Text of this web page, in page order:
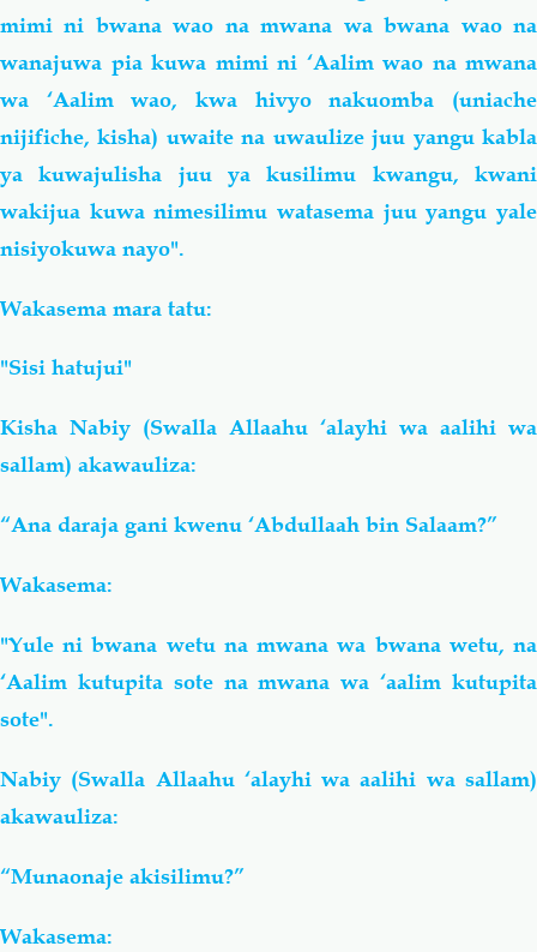
mimi ni bwana wao na mwana wa bwana wao na
wanajuwa pia kuwa mimi ni ‘Aalim wao na mwana
wa ‘Aalim wao, kwa hivyo nakuomba (uniache
nijifiche, kisha) uwaite na uwaulize juu yangu kabla
ya kuwajulisha juu ya kusilimu kwangu, kwani
wakijua kuwa nimesilimu watasema juu yangu yale
nisiyokuwa nayo".
Wakasema mara tatu:
"Sisi hatujui"
Kisha Nabiy (Swalla Allaahu ‘alayhi wa aalihi wa
sallam) akawauliza:
“Ana daraja gani kwenu ‘Abdullaah bin Salaam?”
Wakasema:
"Yule ni bwana wetu na mwana wa bwana wetu, na
‘Aalim kutupita sote na mwana wa ‘aalim kutupita
sote".
Nabiy (Swalla Allaahu ‘alayhi wa aalihi wa sallam)
akawauliza:
“Munaonaje akisilimu?”
Wakasema: